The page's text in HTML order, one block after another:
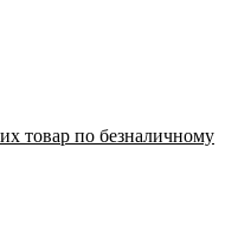
товар по безналичному